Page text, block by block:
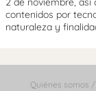
contenidos por
naturaleza y
Quiénes somos